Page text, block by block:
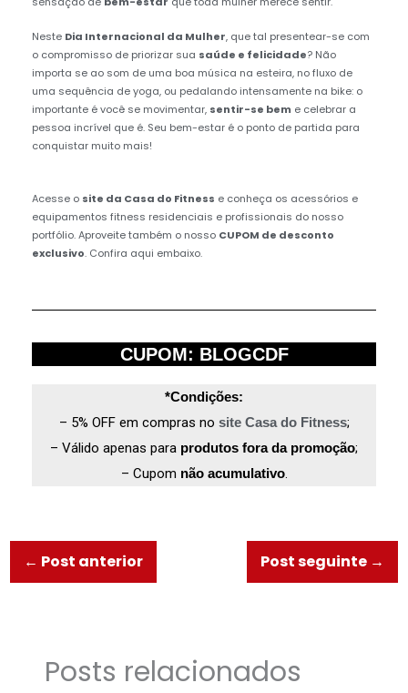
Neste Dia Internacional da Mulher, que tal presentear-se com
o compromisso de priorizar sua saúde e felicidade? Não
importa se ao som de uma boa música na esteira, no fluxo de
uma sequência de yoga, ou pedalando intensamente na bike: o
importante é você se movimentar, sentir-se bem e celebrar a
pessoa incrível que é. Seu bem-estar é o ponto de partida para
conquistar muito mais!
Acesse o site da Casa do Fitness e conheça os acessórios e
equipamentos fitness residenciais e profissionais do nosso
portfólio. Aproveite também o nosso CUPOM de desconto
exclusivo. Confira aqui embaixo.
CUPOM: BLOGCDF
*Condições:
– 5% OFF em compras no site Casa do Fitness;
– Válido apenas para produtos fora da promoção;
– Cupom não acumulativo.
← Post anterior Post seguinte →
Posts relacionados